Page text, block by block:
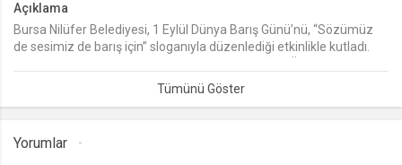
lang
.web.tv
Seçilen dil tercihini tutmak
Açıklama
Bursa Nilüfer Belediyesi, 1 Eylül Dünya Barış Günü’nü, “Sözümüz
de sesimiz de barış için” sloganıyla düzenlediği etkinlikle kutladı.
söyleşisi ve Türk-Yunan ezgilerinin seslendirildiği konserin yapıldığı
etkinlikte, barış ve adalet mesajları verildi.
Yorumlar